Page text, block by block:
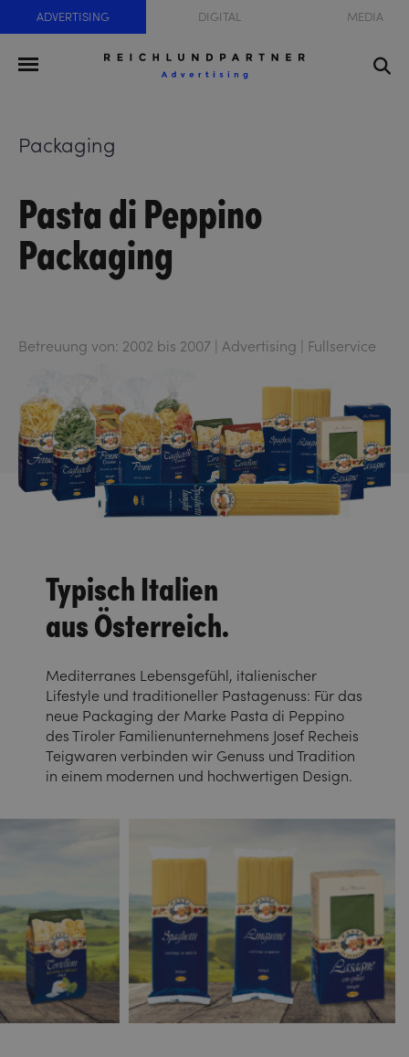
ADVERTISING DIGITAL MEDIA
Packaging
Pasta di Peppino
Packaging
Betreuung von: 2002 bis 2007 | Advertising | Fullservice
Typisch Italien
aus Österreich.
Mediterranes Lebensgefühl, italienischer
Lifestyle und traditioneller Pastagenuss: Für das
neue Packaging der Marke Pasta di Peppino
des Tiroler Familienunternehmens Josef Recheis
Teigwaren verbinden wir Genuss und Tradition
in einem modernen und hochwertigen Design.